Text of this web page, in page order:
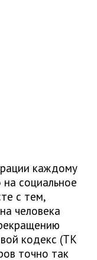
каждому
социальное
с тем,
человека
кодекс (ТК
точно так